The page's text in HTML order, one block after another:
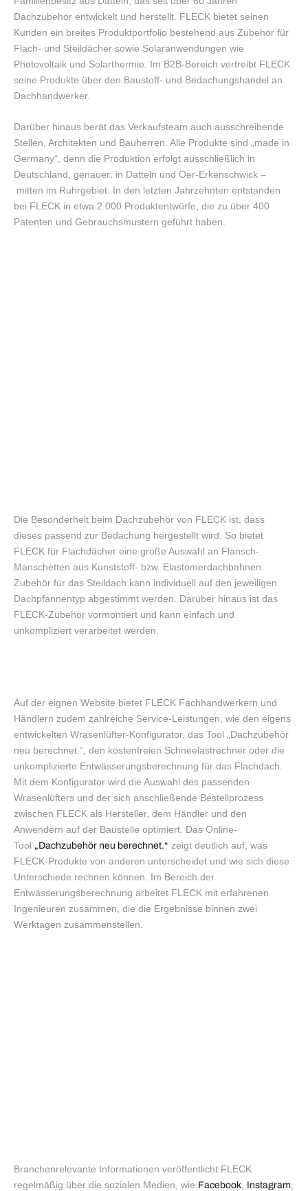
Dachzubehör entwickelt und herstellt. FLECK bietet seinen
Kunden ein breites Produktportfolio bestehend aus Zubehör für
Flach- und Steildächer sowie Solaranwendungen wie
Photovoltaik und Solarthermie. Im B2B-Bereich vertreibt FLECK
seine Produkte über den Baustoff- und Bedachungshandel an
Dachhandwerker.
Darüber hinaus berät das Verkaufsteam auch ausschreibende
Stellen, Architekten und Bauherren. Alle Produkte sind „made in
Germany“, denn die Produktion erfolgt ausschließlich in
Deutschland, genauer: in Datteln und Oer-Erkenschwick –
mitten im Ruhrgebiet. In den letzten Jahrzehnten entstanden
bei FLECK in etwa 2.000 Produktentwürfe, die zu über 400
Patenten und Gebrauchsmustern geführt haben.
Die Besonderheit beim Dachzubehör von FLECK ist, dass
dieses passend zur Bedachung hergestellt wird. So bietet
FLECK für Flachdächer eine große Auswahl an Flansch-
Manschetten aus Kunststoff- bzw. Elastomerdachbahnen.
Zubehör für das Steildach kann individuell auf den jeweiligen
Dachpfannentyp abgestimmt werden. Darüber hinaus ist das
FLECK-Zubehör vormontiert und kann einfach und
unkompliziert verarbeitet werden.
Auf der eignen Website bietet FLECK Fachhandwerkern und
Händlern zudem zahlreiche Service-Leistungen, wie den eigens
entwickelten Wrasenlüfter-Konfigurator, das Tool „Dachzubehör
neu berechnet.“, den kostenfreien Schneelastrechner oder die
unkomplizierte Entwässerungsberechnung für das Flachdach.
Mit dem Konfigurator wird die Auswahl des passenden
Wrasenlüfters und der sich anschließende Bestellprozess
zwischen FLECK als Hersteller, dem Händler und den
Anwendern auf der Baustelle optimiert. Das Online-
Tool „Dachzubehör neu berechnet.“ zeigt deutlich auf, was
FLECK-Produkte von anderen unterscheidet und wie sich diese
Unterschiede rechnen können. Im Bereich der
Entwässerungsberechnung arbeitet FLECK mit erfahrenen
Ingenieuren zusammen, die die Ergebnisse binnen zwei
Werktagen zusammenstellen.
Branchenrelevante Informationen veröffentlicht FLECK
regelmäßig über die sozialen Medien, wie Facebook Instagram